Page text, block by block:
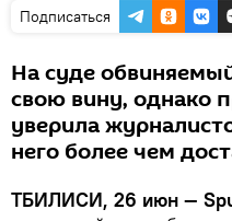
Подписаться
На суде
свою вину, однако
уверила
него более чем
ТБИЛИСИ, 26 июн —